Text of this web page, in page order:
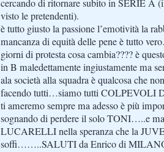
cercando di ritornare subito in SERIE A
visto le pretendenti).
è tutto giusto la passione l’emotività la
mancanza di equità delle pene è tutto
giorni di protesta cosa cambia???? è
in B maledettamente ingiustamente ma
ala società alla squadra è qualcosa che
facendo tutti…siamo tutti COLPEVOLI
ti ameremo sempre ma adesso è più
sognando di perdere il solo TONI…..e
LUCARELLI nella speranza che la
soffi……..SALUTI da Enrico di